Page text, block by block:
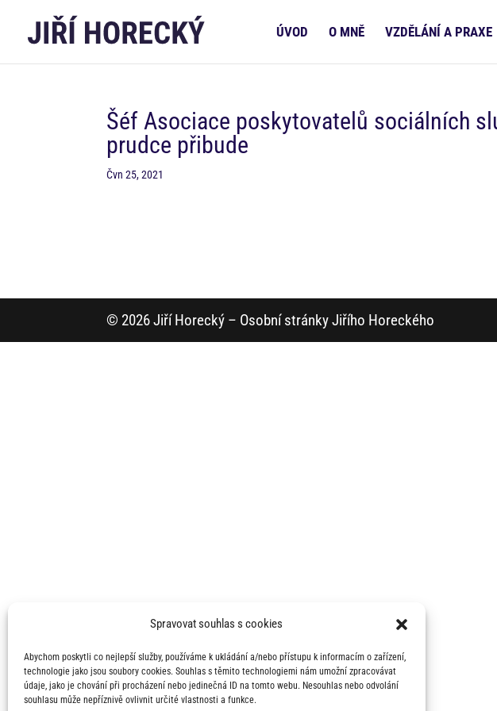
Spravovat souhlas s cookies
Abychom poskytli co nejlepší služby, používáme k ukládání a/nebo přístupu k informacím o zařízení,
technologie jako jsou soubory cookies. Souhlas s těmito technologiemi nám umožní zpracovávat
údaje, jako je chování při procházení nebo jedinečná ID na tomto webu. Nesouhlas nebo odvolání
souhlasu může nepříznivě ovlivnit určité vlastnosti a funkce.
ÚVOD O MNĚ VZDĚLÁNÍ A PRAXE
Šéf Asociace poskytovatelů sociálních
prudce přibude
Čvn 25, 2021
© 2026 Jiří Horecký – Osobní stránky Jiřího Horeckého